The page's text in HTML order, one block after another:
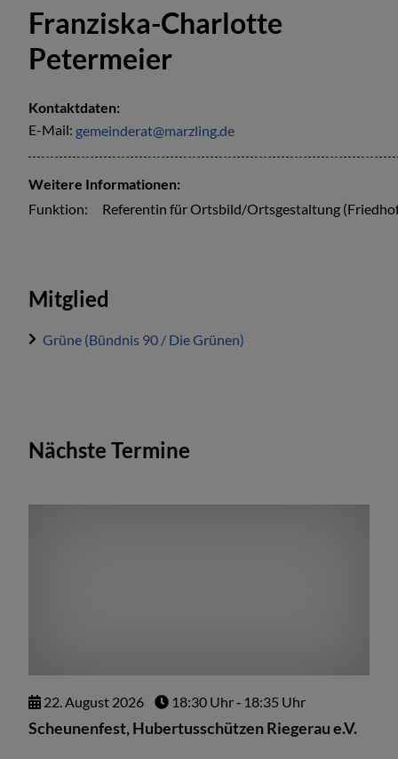
Nächste Termine
22.August 2026 18:30 Uhr‐ 18:35 Uhr
Scheunenfest, Hubertusschützen Riegerau e.V.
Franziska-Charlotte
Petermeier
Kontaktdaten:
E-Mail: gemeinderat@marzling.de
Weitere Informationen:
Funktion:
Referentin für Ortsbild/Ortsgestaltung
Mitglied
Grüne (Bündnis 90 / Die Grünen)